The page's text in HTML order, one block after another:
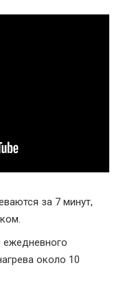
за 7 минут,
около 10